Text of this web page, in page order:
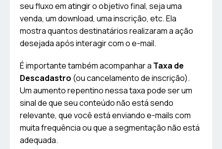
seu fluxo em atingir o objetivo final, seja uma
venda, um download, uma inscrição, etc. Ela
mostra quantos destinatários realizaram a ação
desejada após interagir com o e-mail.
É importante também acompanhar a Taxa de
Descadastro (ou cancelamento de inscrição).
Um aumento repentino nessa taxa pode ser um
sinal de que seu conteúdo não está sendo
relevante, que você está enviando e-mails com
muita frequência ou que a segmentação não está
adequada.